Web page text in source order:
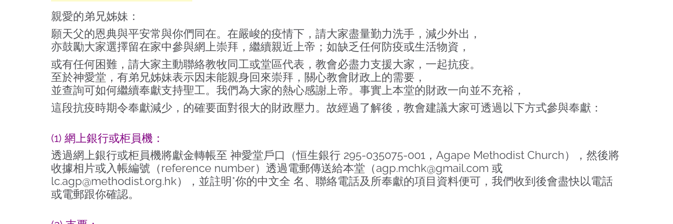
親愛的弟兄姊妹：
願天父的恩典與平安常與你們同在。在嚴峻的疫情下，請大家盡量勤力洗手，減少外出，
亦鼓勵大家選擇留在家中參與網上崇拜，繼續親近上帝；如缺乏任何防疫或生活物資，
或有任何困難，請大家主動聯絡教牧同工或堂區代表，教會必盡力支援大家，一起抗疫。
至於神愛堂，有弟兄姊妹表示因未能親身回來崇拜，關心教會財政上的需要，
並查詢可如何繼續奉獻支持聖工。我們為大家的熱心感謝上帝。事實上本堂的財政一向並不充裕，
這段抗疫時期令奉獻減少，的確要面對很大的財政壓力。故經過了解後，教會建議大家可透過以下方式參與奉獻：
(1) 網上銀行或柜員機：
透過網上銀行或柜員機將獻金轉帳至 神愛堂戶口（恒生銀行 295-035075-001，Agape Methodist Church），然後將
收據相片或入帳編號（reference number）透過電郵傳送給本堂（agp.mchk@gmail.com 或
lc.agp@methodist.org.hk），並註明*你的中文全 名、聯絡電話及所奉獻的項目資料便可，我們收到後會盡快以電話
或電郵跟你確認。